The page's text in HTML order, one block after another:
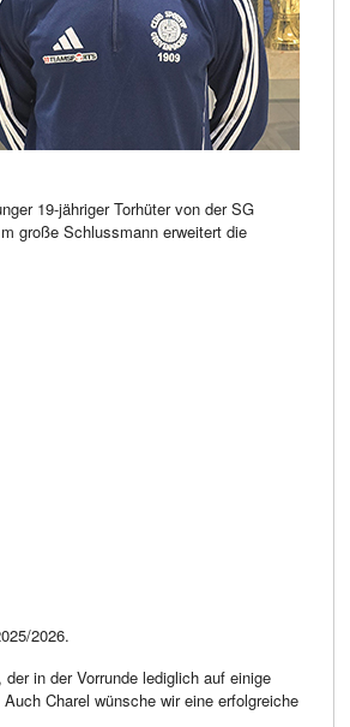
19-jähriger Torhüter von der SG
große Schlussmann erweitert die
2026.
in der Vorrunde lediglich auf einige
Charel wünsche wir eine erfolgreiche